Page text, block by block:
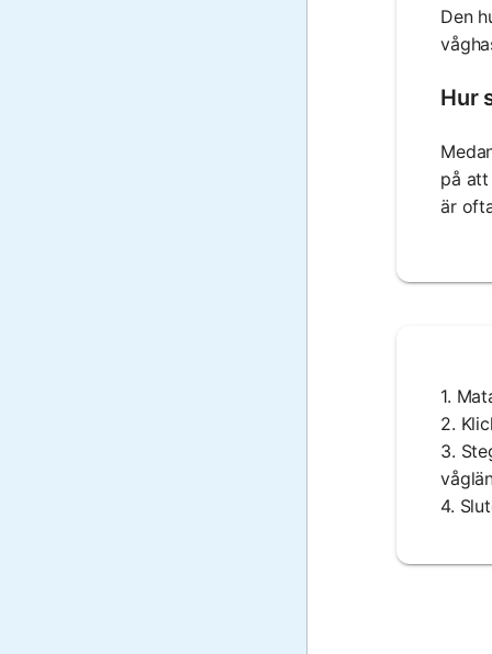
Den
Hur
på
är
1.
2.
3.
4.